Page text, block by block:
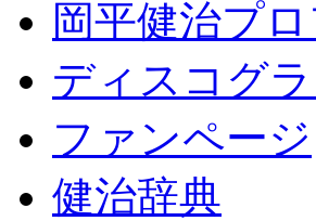
岡平健治プ
ディスコグ
ファンページ
健治辞典